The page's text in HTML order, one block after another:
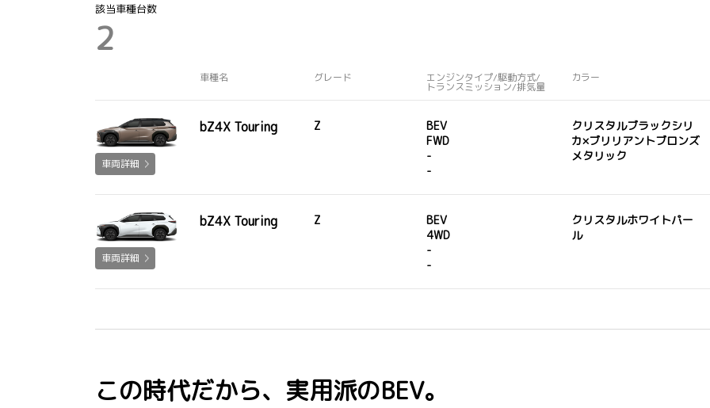
該当車種台数
2
車種名 グレード エンジンタイプ/駆動方式/
トランスミッション/排気量
カラー
bZ4X Touring
車両詳細
Z
BEV
FWD
-
-
クリスタルブラックシリ
カ×ブリリアントブロンズ
メタリック
bZ4X Touring
車両詳細
Z
BEV
4WD
-
-
クリスタルホワイトパー
ル
この時代だから、実用派のBEV。